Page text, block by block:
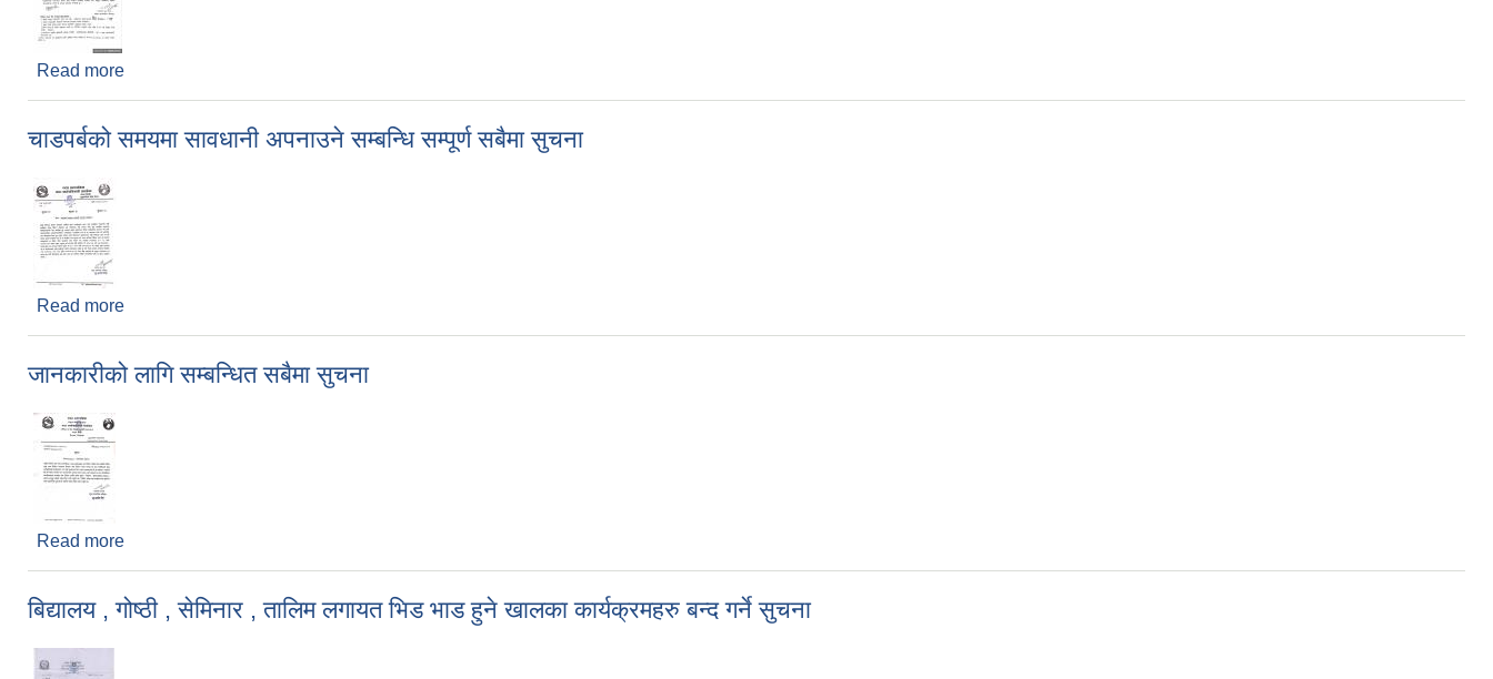
Read more
चाडपर्बको समयमा सावधानी अपनाउने सम्बन्धि सम्पूर्ण सबैमा सुचना
Read more
जानकारीको लागि सम्बन्धित सबैमा सुचना
Read more
बिद्यालय , गोष्ठी , सेमिनार , तालिम लगायत भिड भाड हुने खालका कार्यक्रमहरु बन्द गर्ने सुचना